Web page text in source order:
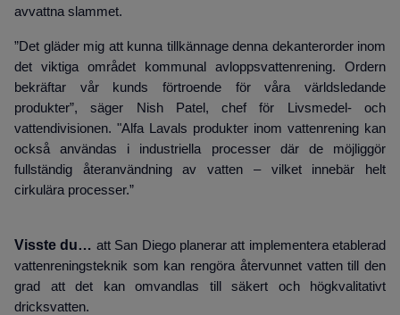
avvattna slammet.
”Det gläder mig att kunna tillkännage denna dekanterorder inom
det viktiga området kommunal avloppsvattenrening. Ordern
bekräftar vår kunds förtroende för våra världsledande
produkter”, säger Nish Patel, chef för Livsmedel- och
vattendivisionen. "Alfa Lavals produkter inom vattenrening kan
också användas i industriella processer där de möjliggör
fullständig återanvändning av vatten – vilket innebär helt
cirkulära processer.”
Visste du… att San Diego planerar att implementera etablerad
vattenreningsteknik som kan rengöra återvunnet vatten till den
grad att det kan omvandlas till säkert och högkvalitativt
dricksvatten.